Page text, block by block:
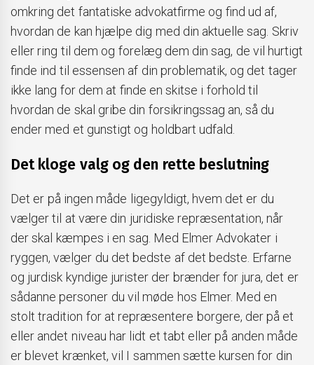
omkring det fantatiske advokatfirme og find ud af,
hvordan de kan hjælpe dig med din aktuelle sag. Skriv
eller ring til dem og forelæg dem din sag, de vil hurtigt
finde ind til essensen af din problematik, og det tager
ikke lang for dem at finde en skitse i forhold til
hvordan de skal gribe din forsikringssag an, så du
ender med et gunstigt og holdbart udfald.
Det kloge valg og den rette beslutning
Det er på ingen måde ligegyldigt, hvem det er du
vælger til at være din juridiske repræsentation, når
der skal kæmpes i en sag. Med Elmer Advokater i
ryggen, vælger du det bedste af det bedste. Erfarne
og jurdisk kyndige jurister der brænder for jura, det er
sådanne personer du vil møde hos Elmer. Med en
stolt tradition for at repræsentere borgere, der på et
eller andet niveau har lidt et tabt eller på anden måde
er blevet krænket, vil I sammen sætte kursen for din